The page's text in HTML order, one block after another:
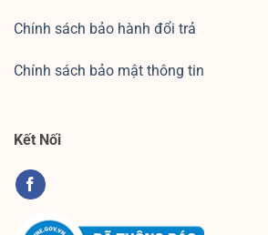
Chính sách bảo hành đổi trả
Chính sách bảo mật thông tin
Kết Nối